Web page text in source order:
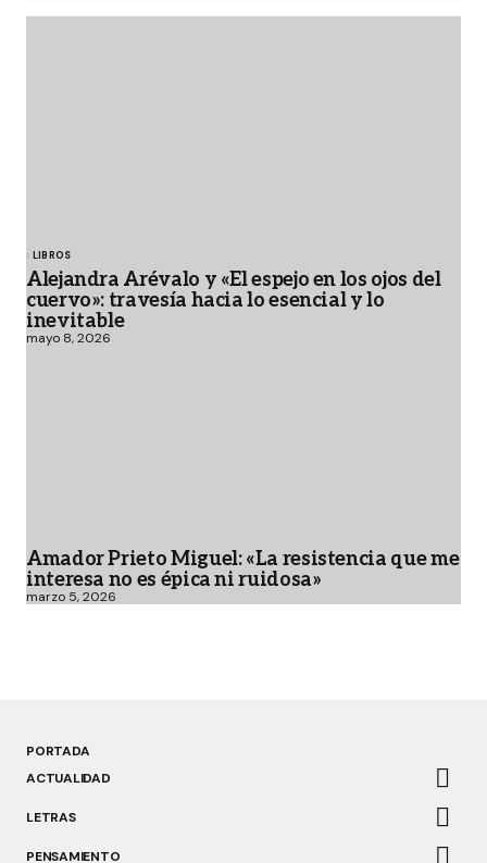
LIBROS
Alejandra Arévalo y «El espejo en los ojos del
cuervo»: travesía hacia lo esencial y lo
inevitable
mayo 8, 2026
Amador Prieto Miguel: «La resistencia que me
interesa no es épica ni ruidosa»
marzo 5, 2026
PORTADA
ACTUALIDAD
LETRAS
PENSAMIENTO